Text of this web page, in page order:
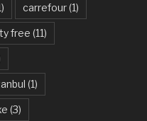
carrefour(1)
free (11)
(1)
(3)